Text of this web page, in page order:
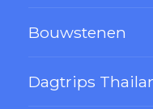
Bouwstenen
Dagtrips